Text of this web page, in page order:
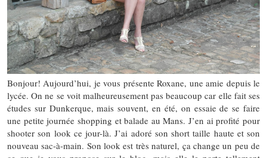
Bonjour! Aujourd’hui, je vous présente Roxane, une amie depuis le
lycée. On ne se voit malheureusement pas beaucoup car elle fait ses
études sur Dunkerque, mais souvent, en été, on essaie de se faire
une petite journée shopping et balade au Mans. J’en ai profité pour
shooter son look ce jour-là. J’ai adoré son short taille haute et son
nouveau sac-à-main. Son look est très naturel, ça change un peu de